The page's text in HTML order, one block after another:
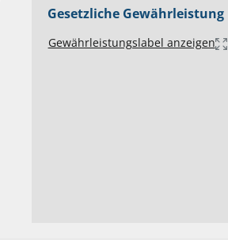
Gesetzliche Gewährleistung
Gewährleistungslabel anzeigen